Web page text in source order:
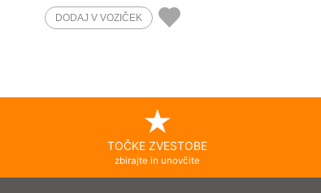
TOČKE ZVESTOBE
zbirajte in unovčite